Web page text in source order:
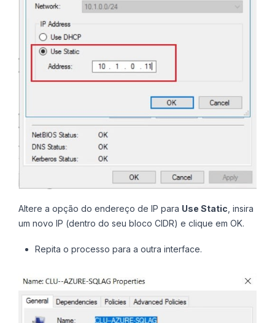
Altere a opção do endereço de IP para Use Static , insira
um novo IP (dentro do seu bloco CIDR) e clique em OK.
Repita o processo para a outra interface.